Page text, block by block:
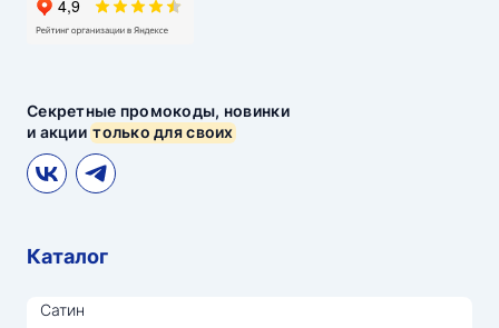
Секретные промокоды, новинки
и акциитолько для своих
Каталог
Сатин